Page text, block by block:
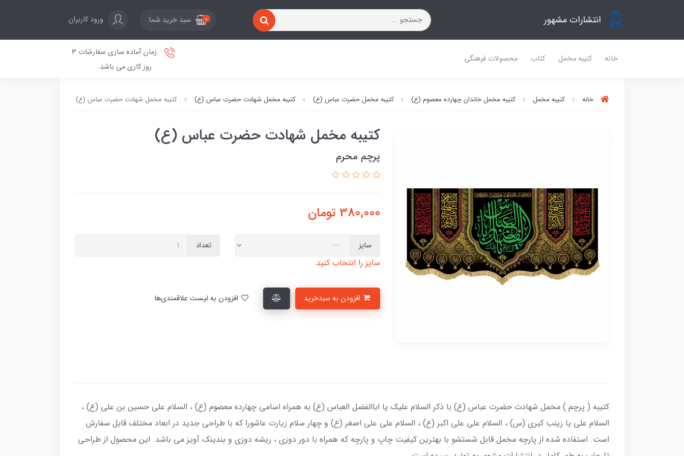
انتشارات مشهور 0 سبد خرید شما ورود کاربران
خانه کتیبه مخمل کتاب محصولات فرهنگی
زمان آماده سازی سفارشات 3
روز کاری می باشد.
خانه کتیبه مخمل کتیبه مخمل خاندان چهارده معصوم (ع) کتیبه مخمل حضرت عباس (ع) کتیبه مخمل شهادت حضرت عباس (ع) کتیبه مخمل شهادت حضرت عباس (ع)
کتیبه مخمل شهادت حضرت عباس (ع)
پرچم محرم
380,000 تومان
سایز
سایز را انتخاب کنید.
تعداد
کتیبه ( پرچم ) مخمل شهادت حضرت عباس (ع) با ذکر السلام علیک یا اباالفضل العباس (ع) به همراه اسامی چهارده معصوم (ع) ، السلام علی حسین بن علی (ع) ،
السلام علی یا زینب کبری (س) ، السلام علی علی اکبر (ع) ، السلام علی علی اصغر (ع) و چهار سلام زیارت عاشورا که با طراحی جدید در ابعاد مختلف قابل سفارش
است. استفاده شده از پارچه مخمل قابل شستشو با بهترین کیفیت چاپ و پارچه که همراه با دور دوزی ، ریشه دوزی و بندینک آویز می باشد. این محصول از طراحی